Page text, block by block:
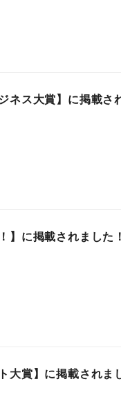
ネス大賞】に掲載さ
】に掲載されました
大賞】に掲載されま